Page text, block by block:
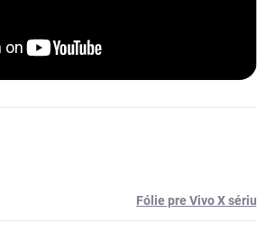
Fólie pre Vivo X sériu